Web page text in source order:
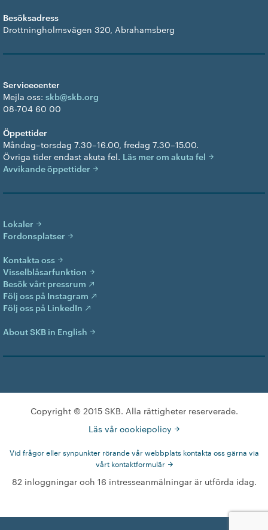
Besöksadress
Drottningholmsvägen 320, Abrahamsberg
Servicecenter
Mejla oss: skb@skb.org
08-704 60 00
Öppettider
Måndag–torsdag 7.30–16.00, fredag 7.30–15.00.
Övriga tider endast akuta fel. Läs mer om akuta fel
Avvikande öppettider
Lokaler
Fordonsplatser
Kontakta oss
Visselblåsarfunktion
Besök vårt pressrum
Följ oss på Instagram
Följ oss på LinkedIn
About SKB in English
Copyright © 2015 SKB. Alla rättigheter reserverade.
Läs vår cookiepolicy
Vid frågor eller synpunkter rörande vår webbplats kontakta oss gärna via
vårt kontaktformulär
82 inloggningar och 16 intresseanmälningar är utförda idag.